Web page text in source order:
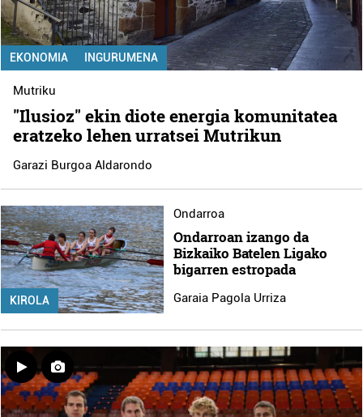
EKONOMIA INGURUMENA
Mutriku
"Ilusioz" ekin diote energia komunitatea
eratzeko lehen urratsei Mutrikun
Garazi Burgoa Aldarondo
KIROLA
Ondarroa
Ondarroan izango da
Bizkaiko Batelen Ligako
bigarren estropada
Garaia Pagola Urriza